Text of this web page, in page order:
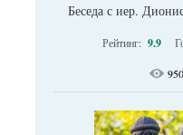
Беседа с иер.
Рейтинг: 9.9
950